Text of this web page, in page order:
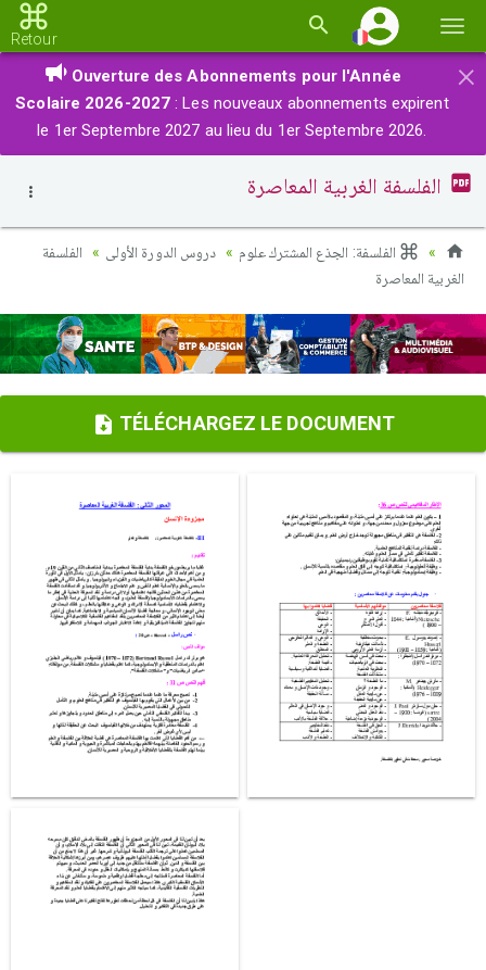
la
Retour
×
Ouverture des Abonnements pour l'Année
Scolaire 2026-2027 : Les nouveaux abonnements expirent
le 1er Septembre 2027 au lieu du 1er Septembre 2026.
الفلسفة الغربية المعاصرة
الفلسفة: الجذع المشترك علوم دروس الدورة الأولى
الفلسفة
الغربية المعاصرة
TÉLÉCHARGEZ LE DOCUMENT